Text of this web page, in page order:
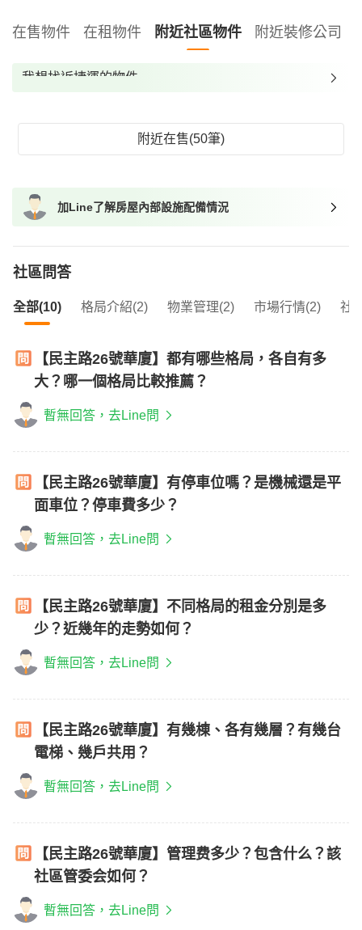
在售物件 在租物件 附近社區物件 附近裝修公司
我想找近捷運的物件
我想找配備瓦斯爐的物件
我想找具垃圾處理的物件
我想找近捷運的物件
附近在售(50筆)
加Line了解房屋內部設施配備情況
社區問答
全部(10) 格局介紹(2) 物業管理(2) 市場行情(2) 社
【民主路26號華廈】都有哪些格局，各自有多
大？哪一個格局比較推薦？
暫無回答，去Line問
【民主路26號華廈】有停車位嗎？是機械還是平
面車位？停車費多少？
暫無回答，去Line問
【民主路26號華廈】不同格局的租金分別是多
少？近幾年的走勢如何？
暫無回答，去Line問
【民主路26號華廈】有幾棟、各有幾層？有幾台
電梯、幾戶共用？
暫無回答，去Line問
【民主路26號華廈】管理费多少？包含什么？該
社區管委会如何？
暫無回答，去Line問